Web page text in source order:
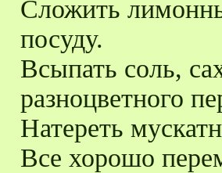
Сложить
посуду.
Всыпать соль,
разноцветного
Натереть
Все хорошо